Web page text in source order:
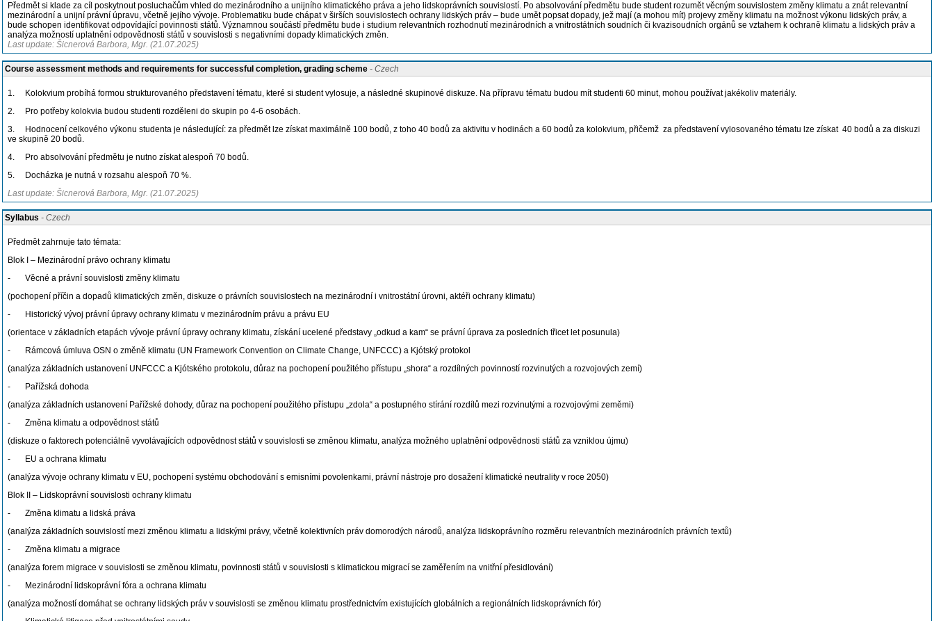
Předmět si klade za cíl poskytnout posluchačům vhled do mezinárodního a unijního klimatického práva a jeho lidskoprávních souvislostí. Po absolvování předmětu bude student rozumět věcným souvislostem změny klimatu a znát relevantní
mezinárodní a unijní právní úpravu, včetně jejího vývoje. Problematiku bude chápat v širších souvislostech ochrany lidských práv – bude umět popsat dopady, jež mají (a mohou mít) projevy změny klimatu na možnost výkonu lidských práv, a
bude schopen identifikovat odpovídající povinnosti států. Významnou součástí předmětu bude i studium relevantních rozhodnutí mezinárodních a vnitrostátních soudních či kvazisoudních orgánů se vztahem k ochraně klimatu a lidských práv a
analýza možností uplatnění odpovědnosti států v souvislosti s negativními dopady klimatických změn.
Last update: Šicnerová Barbora, Mgr. (21.07.2025)
Course assessment methods and requirements for successful completion, grading scheme - Czech
1. Kolokvium probíhá formou strukturovaného představení tématu, které si student vylosuje, a následné skupinové diskuze. Na přípravu tématu budou mít studenti 60 minut, mohou používat jakékoliv materiály.
2. Pro potřeby kolokvia budou studenti rozděleni do skupin po 4-6 osobách.
3. Hodnocení celkového výkonu studenta je následující: za předmět lze získat maximálně 100 bodů, z toho 40 bodů za aktivitu v hodinách a 60 bodů za kolokvium, přičemž za představení vylosovaného tématu lze získat 40 bodů a za diskuzi
ve skupině 20 bodů.
4. Pro absolvování předmětu je nutno získat alespoň 70 bodů.
5. Docházka je nutná v rozsahu alespoň 70 %.
Last update: Šicnerová Barbora, Mgr. (21.07.2025)
Syllabus - Czech
Předmět zahrnuje tato témata:
Blok I – Mezinárodní právo ochrany klimatu
- Věcné a právní souvislosti změny klimatu
(pochopení příčin a dopadů klimatických změn, diskuze o právních souvislostech na mezinárodní i vnitrostátní úrovni, aktéři ochrany klimatu)
- Historický vývoj právní úpravy ochrany klimatu v mezinárodním právu a právu EU
(orientace v základních etapách vývoje právní úpravy ochrany klimatu, získání ucelené představy „odkud a kam“ se právní úprava za posledních třicet let posunula)
- Rámcová úmluva OSN o změně klimatu (UN Framework Convention on Climate Change, UNFCCC) a Kjótský protokol
(analýza základních ustanovení UNFCCC a Kjótského protokolu, důraz na pochopení použitého přístupu „shora“ a rozdílných povinností rozvinutých a rozvojových zemí)
- Pařížská dohoda
(analýza základních ustanovení Pařížské dohody, důraz na pochopení použitého přístupu „zdola“ a postupného stírání rozdílů mezi rozvinutými a rozvojovými zeměmi)
- Změna klimatu a odpovědnost států
(diskuze o faktorech potenciálně vyvolávajících odpovědnost států v souvislosti se změnou klimatu, analýza možného uplatnění odpovědnosti států za vzniklou újmu)
- EU a ochrana klimatu
(analýza vývoje ochrany klimatu v EU, pochopení systému obchodování s emisními povolenkami, právní nástroje pro dosažení klimatické neutrality v roce 2050)
Blok II – Lidskoprávní souvislosti ochrany klimatu
- Změna klimatu a lidská práva
(analýza základních souvislostí mezi změnou klimatu a lidskými právy, včetně kolektivních práv domorodých národů, analýza lidskoprávního rozměru relevantních mezinárodních právních textů)
- Změna klimatu a migrace
(analýza forem migrace v souvislosti se změnou klimatu, povinnosti států v souvislosti s klimatickou migrací se zaměřením na vnitřní přesidlování)
- Mezinárodní lidskoprávní fóra a ochrana klimatu
(analýza možností domáhat se ochrany lidských práv v souvislosti se změnou klimatu prostřednictvím existujících globálních a regionálních lidskoprávních fór)